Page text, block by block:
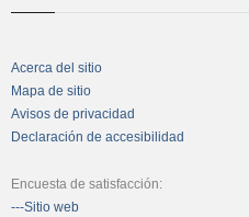
Acerca del sitio
Mapa de sitio
Avisos de privacidad
Declaración de accesibilidad
Encuesta de satisfacción:
---Sitio web